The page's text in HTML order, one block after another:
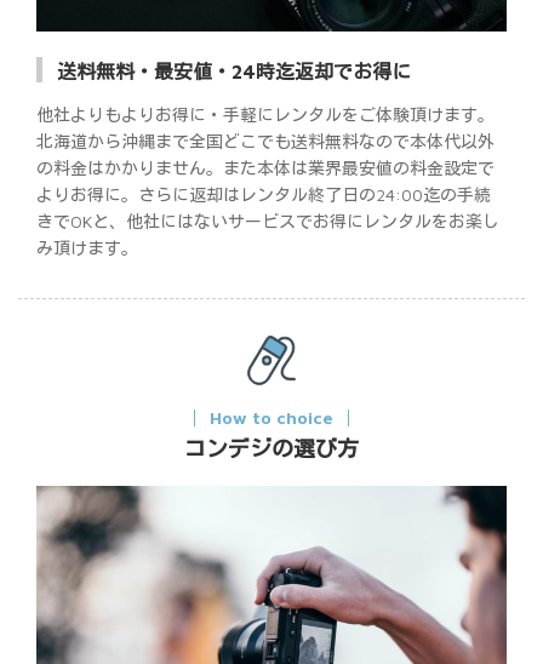
送料無料・最安値・24時迄返却でお得に
他社よりもよりお得に・手軽にレンタルをご体験頂けます。
北海道から沖縄まで全国どこでも送料無料なので本体代以外
の料金はかかりません。また本体は業界最安値の料金設定で
よりお得に。さらに返却はレンタル終了日の24:00迄の手続
きでOKと、他社にはないサービスでお得にレンタルをお楽し
み頂けます。
How to choice
コンデジの選び方